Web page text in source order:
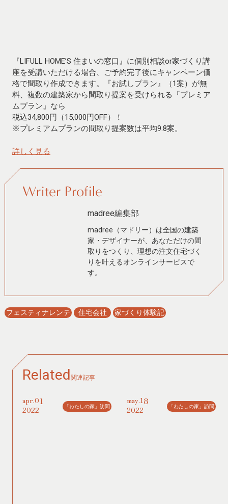
『LIFULL HOME’S 住まいの窓口』に個別相談or家づくり講
座を受講いただける場合、ご予約完了後にキャンペーン価
格で間取り作成できます。『お試しプラン』（1案）が無
料、複数の建築家から間取り提案を受けられる『プレミア
ムプラン』なら
税込34,800円（15,000円OFF）！
※プレミアムプランの間取り提案数は平均9.8案。
詳しく見る
Writer Profile
madree編集部
madree（マドリー）は全国の建築
家・デザイナーが、あなただけの間
取りをつくり、理想の注文住宅づく
りを叶えるオンラインサービスで
す。
フェスティナレンテ 住宅会社 家づくり体験記
Related 関連記事
apr. 01
2022 「わたしの家」訪問
may. 18
2022 「わたしの家」訪問